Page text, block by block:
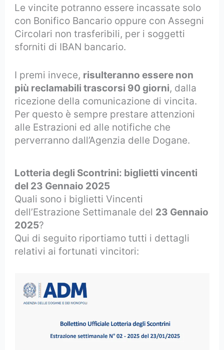
Le vincite potranno essere incassate solo
con Bonifico Bancario oppure con Assegni
Circolari non trasferibili, per i soggetti
sforniti di IBAN bancario.
I premi invece, risulteranno essere non
più reclamabili trascorsi 90 giorni, dalla
ricezione della comunicazione di vincita.
Per questo è sempre prestare attenzioni
alle Estrazioni ed alle notifiche che
perverranno dall’Agenzia delle Dogane.
Lotteria degli Scontrini: biglietti vincenti
del 23 Gennaio 2025
Quali sono i biglietti Vincenti
dell’Estrazione Settimanale del 23 Gennaio
2025?
Qui di seguito riportiamo tutti i dettagli
relativi ai fortunati vincitori: